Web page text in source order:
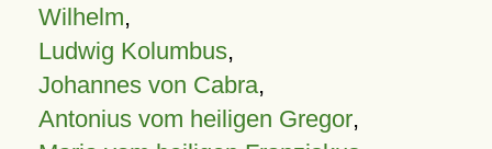
Wilhelm,
Ludwig Kolumbus,
Johannes von Cabra,
Antonius vom heiligen Gregor,